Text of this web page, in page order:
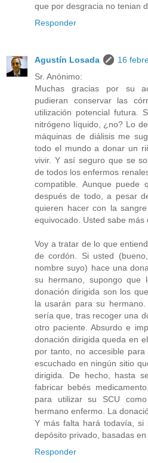
que por desgracia no tenian
Responder
Agustín Losada
16
Sr. Anónimo:
Muchas gracias por su
pudieran conservar las
utilización potencial futura.
nitrógeno líquido, ¿no? Lo
máquinas de diálisis me
todo el mundo a donar un
vivir. Y así seguro que se
de todos los enfermos
compatible. Aunque
después de todo, a pesar
quieren hacer con la
equivocado. Usted sabe más
Voy a tratar de lo que
de cordón. Si usted
nombre suyo) hace una
su hermano, supongo que
donación dirigida son los
la usarán para su
sería que, tras recoger una
otro paciente. Absurdo e
donación dirigida queda en
por tanto, no accesible
escuchado en ningún sitio
dirigida. De hecho, hasta
fabricar bebés
para utilizar su SCU
hermano enfermo. La
Y más falta hará todavía, si
depósito privado, basadas
Responder